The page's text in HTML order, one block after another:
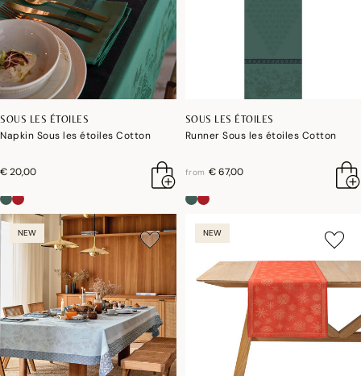
SOUS LES ÉTOILES
Napkin Sous les étoiles Cotton
€ 20,00
SOUS LES ÉTOILES
Runner Sous les étoiles Cotton
from € 67,00
NEW NEW